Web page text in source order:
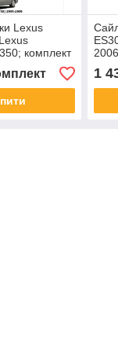
Lexus
комплект
підвіски Q-
4шт
1